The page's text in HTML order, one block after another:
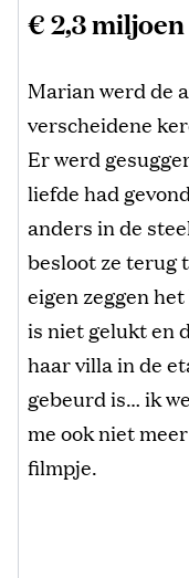
€ 2,3 miljoen
Marian werd de
verscheidene
Er werd
liefde had
anders in de
besloot ze terug
eigen zeggen
is niet gelukt en
haar villa in de
gebeurd is… ik
me ook niet
filmpje.